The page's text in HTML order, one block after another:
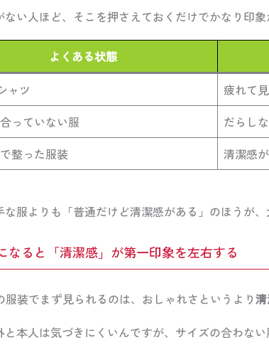
ない人ほど、そこを押さえておくだけでかなり印象
よくある状態
ャツ
疲れて
っていない服
だらし
整った服装
清潔感
な服よりも「普通だけど清潔感がある」のほうが
なると「清潔感」が第一印象を左右する
服装でまず見られるのは、おしゃれさというより
と本人は気づきにくいんですが、サイズの合わな